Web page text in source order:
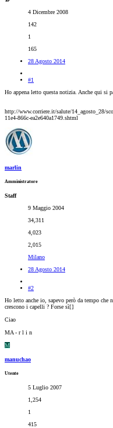
4 Dicembre 2008
142
1
165
28 Agosto 2014
#1
Ho appena letto questa notizia. Anche qui si
http://www.corriere.it/salute/14_agosto_28/
11e4-866c-ea2e640a1749.shtml
marlin
Amministratore
Staff
9 Maggio 2004
34,311
4,023
2,015
Milano
28 Agosto 2014
#2
Ho letto anche io, sapevo però da tempo
crescono i capelli ? Forse sì[]
Ciao
MA - r l i n
M
manuchao
Utente
5 Luglio 2007
1,254
1
415